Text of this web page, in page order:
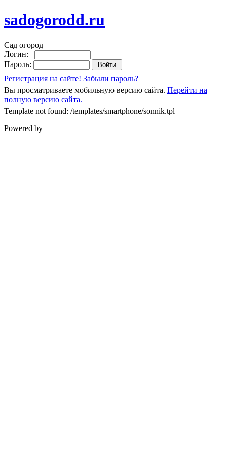
sadogorodd.ru
Сад огород
Логин:
Пароль:
Регистрация на сайте! Забыли пароль?
Вы просматриваете мобильную версию сайта. Перейти на
полную версию сайта.
Template not found: /templates/smartphone/sonnik.tpl
Powered by